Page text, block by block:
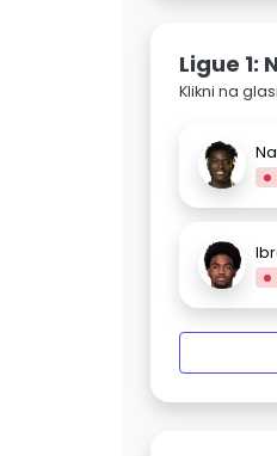
Ligue 1:
Klikni na